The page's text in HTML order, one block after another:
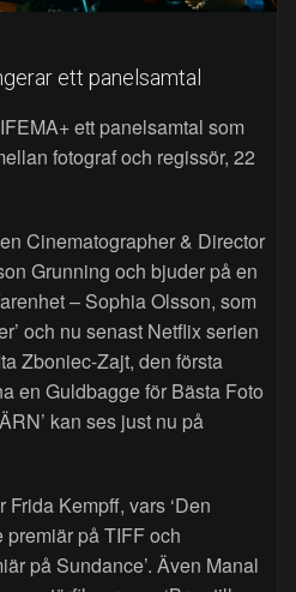
ett panelsamtal
ett panelsamtal som
fotograf och regissör, 22
Cinematographer & Director
Grunning och bjuder på en
– Sophia Olsson, som
och nu senast Netflix serien
Zboniec-Zajt, den första
en Guldbagge för Bästa Foto
kan ses just nu på
Kempff, vars ‘Den
premiär på TIFF och
på Sundance’. Även Manal